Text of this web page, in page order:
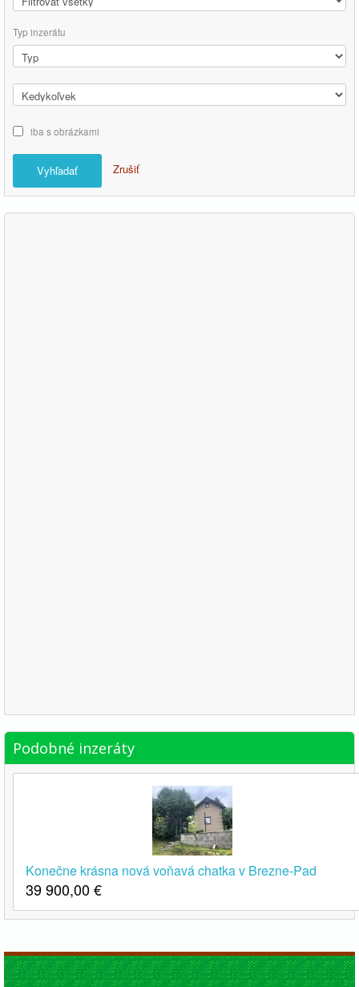
Typ inzerátu
iba s obrázkami
Vyhľadať Zrušiť
Podobné inzeráty
Konečne krásna nová voňavá chatka v Brezne-Pad
39 900,00€